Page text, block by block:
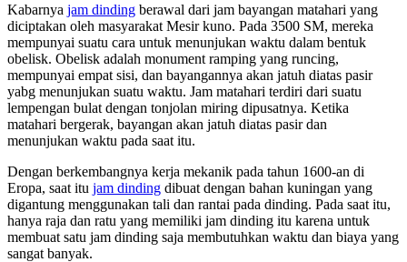
Kabarnya jam dinding berawal dari jam bayangan matahari yang
diciptakan oleh masyarakat Mesir kuno. Pada 3500 SM, mereka
mempunyai suatu cara untuk menunjukan waktu dalam bentuk
obelisk. Obelisk adalah monument ramping yang runcing,
mempunyai empat sisi, dan bayangannya akan jatuh diatas pasir
yabg menunjukan suatu waktu. Jam matahari terdiri dari suatu
lempengan bulat dengan tonjolan miring dipusatnya. Ketika
matahari bergerak, bayangan akan jatuh diatas pasir dan
menunjukan waktu pada saat itu.
Dengan berkembangnya kerja mekanik pada tahun 1600-an di
Eropa, saat itu jam dinding dibuat dengan bahan kuningan yang
digantung menggunakan tali dan rantai pada dinding. Pada saat itu,
hanya raja dan ratu yang memiliki jam dinding itu karena untuk
membuat satu jam dinding saja membutuhkan waktu dan biaya yang
sangat banyak.